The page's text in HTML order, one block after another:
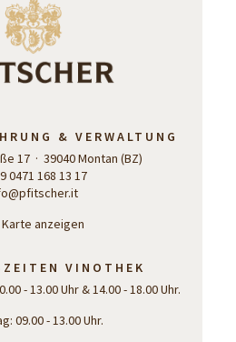
& VERWALTUNG
17 · 39040 Montan (BZ)
0471 168 13 17
Karte anzeigen
VINOTHEK
- 13.00 Uhr & 14.00 - 18.00 Uhr.
09.00 - 13.00 Uhr.